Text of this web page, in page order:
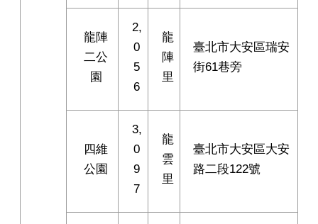
龍陣
二公
園
2,
0
5
6
龍
陣
里
臺北市大安區瑞安
街61巷旁
四維
公園
3,
0
9
7
龍
雲
里
臺北市大安區大安
路二段122號